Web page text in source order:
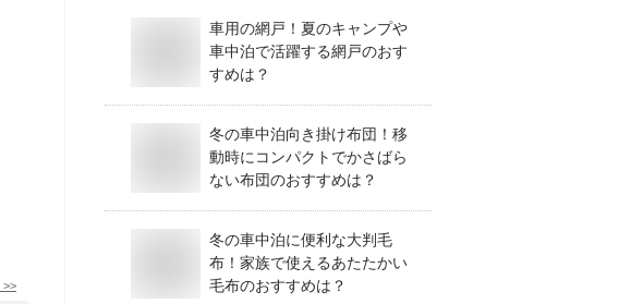
>>
車用の網戸！夏のキャンプや
車中泊で活躍する網戸のおす
すめは？
冬の車中泊向き掛け布団！移
動時にコンパクトでかさばら
ない布団のおすすめは？
冬の車中泊に便利な大判毛
布！家族で使えるあたたかい
毛布のおすすめは？